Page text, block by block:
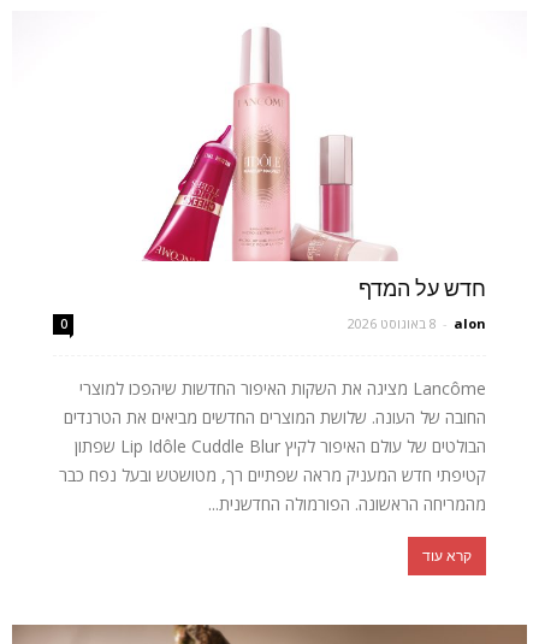
חדש על המדף
alon
- 8 באוגוסט 2026 0
Lancôme מציגה את השקות האיפור החדשות שיהפכו למוצרי
החובה של העונה. שלושת המוצרים החדשים מביאים את הטרנדים
הבולטים של עולם האיפור לקיץ Lip Idôle Cuddle Blur שפתון
קטיפתי חדש המעניק מראה שפתיים רך, מטושטש ובעל נפח כבר
מהמריחה הראשונה. הפורמולה החדשנית...
קרא עוד